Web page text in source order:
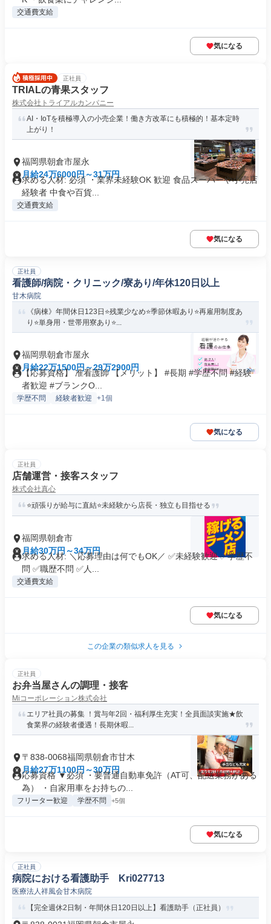
交通費支給
気になる
正社員
TRIALの青果スタッフ
株式会社トライアルカンパニー
AI・IoTを積極導入の小売企業！働き方改革にも積極的！基本定時
上がり！
福岡県朝倉市屋永
月給24万6000円～31万円
求める人材: 必須 ・業界未経験OK 歓迎 食品スーパーや小売店
経験者 中食や百貨...
交通費支給
気になる
正社員
看護師/病院・クリニック/寮あり/年休120日以上
甘木病院
《病棟》年間休日123日⭐残業少なめ⭐季節休暇あり⭐再雇用制度あ
り⭐単身用・世帯用寮あり⭐...
福岡県朝倉市屋永
月給22万1500円～29万2900円
【応募資格】 准看護師 【メリット】 #長期 #学歴不問 #経験
者歓迎 #ブランクO...
学歴不問 経験者歓迎 +1個
気になる
正社員
店舗運営・接客スタッフ
株式会社真心
⭐頑張りが給与に直結⭐未経験から店長・独立も目指せる
福岡県朝倉市
月給30万円～34万円
求める人材: ＼応募理由は何でもOK／ ✅未経験歓迎 ✅学歴不
問 ✅職歴不問 ✅人...
交通費支給
気になる
この企業の類似求人を見る
正社員
お弁当屋さんの調理・接客
Miコーポレーション株式会社
エリア社員の募集 ！賞与年2回・福利厚生充実！全員面談実施★飲
食業界の経験者優遇！長期休暇...
〒838-0068福岡県朝倉市甘木
月給27万1100円～30万円
応募資格 ▼必須 ・要普通自動車免許（AT可、配送業務がある
為） ・自家用車をお持ちの...
フリーター歓迎 学歴不問 +5個
気になる
正社員
病院における看護助手 Kri027713
医療法人祥風会甘木病院
【完全週休2日制・年間休日120日以上】看護助手（正社員）